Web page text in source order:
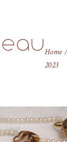
Home
2023